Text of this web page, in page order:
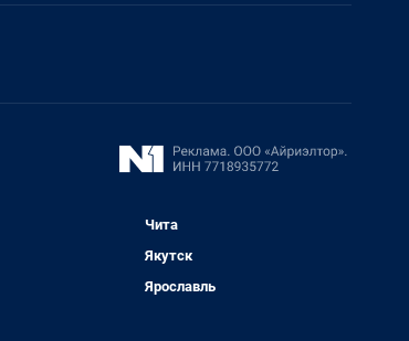
Чита
Якутск
Ярославль